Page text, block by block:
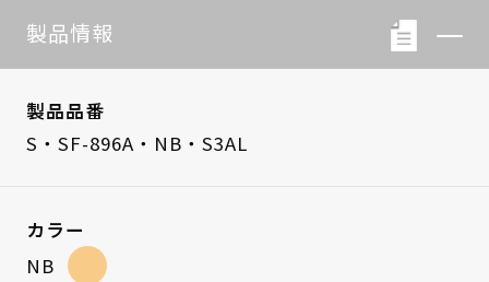
製品情報
製品品番
S・SF-896A・NB・S3AL
カラー
NB